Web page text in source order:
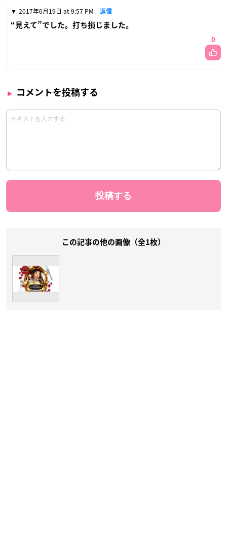
2017年6月19日 at 9:57 PM 返信
“見えて”でした。打ち損じました。
0
コメントを投稿する
この記事の他の画像（全1枚）